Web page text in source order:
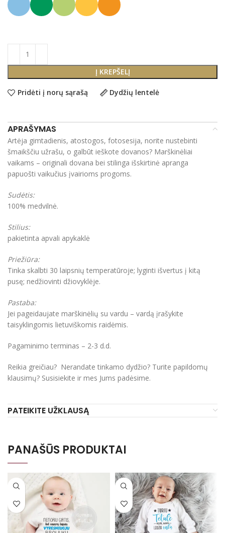
Į KREPŠELĮ
Pridėti į norų sąrašą Dydžių lentelė
APRAŠYMAS
Artėja gimtadienis, atostogos, fotosesija, norite nustebinti
šmaikščiu užrašu, o galbūt ieškote dovanos? Marškinėliai
vaikams – originali dovana bei stilinga išskirtinė apranga
papuošti vaikučius įvairioms progoms.
Sudėtis:
100% medvilnė.
Stilius:
pakietinta apvali apykaklė
Priežiūra:
Tinka skalbti 30 laipsnių temperatūroje; lyginti išvertus į kitą
pusę; nedžiovinti džiovyklėje.
Pastaba:
Jei pageidaujate marškinėlių su vardu – vardą įrašykite
taisyklingomis lietuviškomis raidėmis.
Pagaminimo terminas – 2-3 d.d.
Reikia greičiau? Nerandate tinkamo dydžio? Turite papildomų
klausimų? Susisiekite ir mes Jums padėsime.
PATEIKITE UŽKLAUSĄ
PANAŠŪS PRODUKTAI